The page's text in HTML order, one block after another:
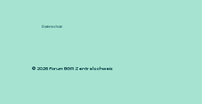
© 2026 Forum BGM Zentralschweiz
Datenschutz